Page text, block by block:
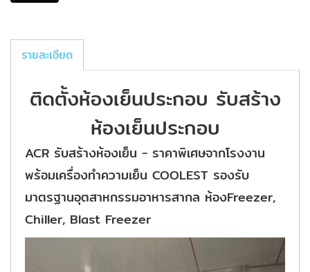
รายละเอียด
ติดตั้งห้องเย็นประกอบ รับสร้าง
ห้องเย็นประกอบ
ACR รับสร้างห้องเย็น - ราคาพิเศษจากโรงงาน
พร้อมเครื่องทำความเย็น COOLEST รองรับ
มาตรฐานอุตสาหกรรมอาหารสากล ห้องFreezer,
Chiller, Blast Freezer